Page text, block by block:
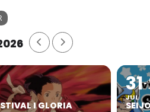
I GLORIA
31
JUL